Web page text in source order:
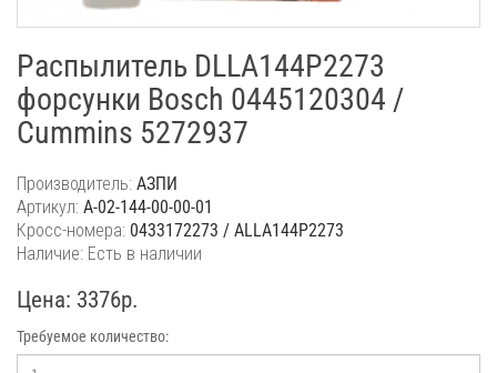
Распылитель DLLA144P2273
форсунки Bosch 0445120304 /
Cummins 5272937
Производитель: АЗПИ
Артикул: A-02-144-00-00-01
Кросс-номера: 0433172273 / ALLA144P2273
Наличие: Есть в наличии
Цена: 3376р.
Требуемое количество: